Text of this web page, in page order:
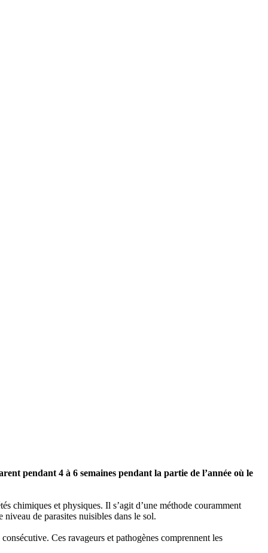
pendant 4 à 6 semaines pendant la partie de l’année où le
chimiques et physiques. Il s’agit d’une méthode couramment
de parasites nuisibles dans le sol.
Ces ravageurs et pathogènes comprennent les